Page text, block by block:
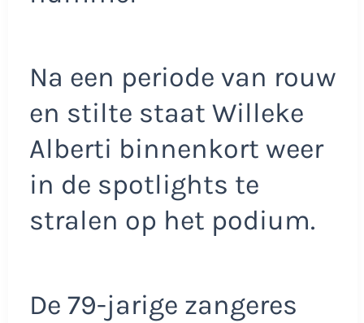
Na een periode van rouw
en stilte staat Willeke
Alberti binnenkort weer
in de spotlights te
stralen op het podium.
De 79-jarige zangeres